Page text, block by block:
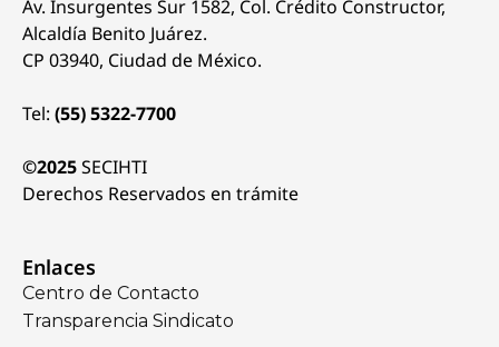
Av. Insurgentes Sur 1582, Col. Crédito Constructor,
Alcaldía Benito Juárez.
CP 03940, Ciudad de México.
Tel: (55) 5322-7700
©2025SECIHTI
Derechos Reservados en trámite
Enlaces
Centro de Contacto
Transparencia Sindicato